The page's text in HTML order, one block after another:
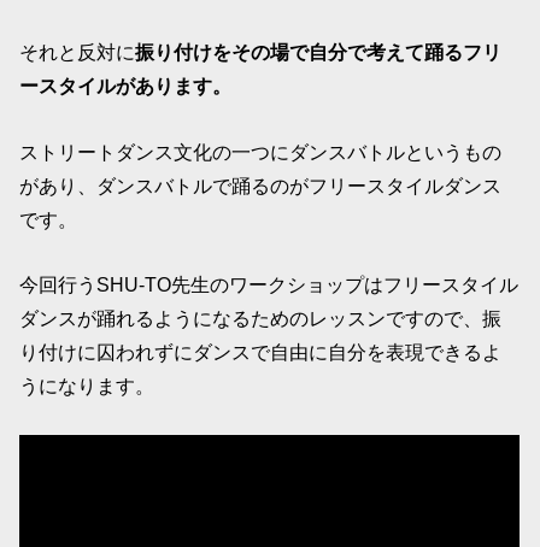
それと反対に振り付けをその場で自分で考えて踊るフリ
ースタイルがあります。
ストリートダンス文化の一つにダンスバトルというもの
があり、ダンスバトルで踊るのがフリースタイルダンス
です。
今回行うSHU-TO先生のワークショップはフリースタイル
ダンスが踊れるようになるためのレッスンですので、振
り付けに囚われずにダンスで自由に自分を表現できるよ
うになります。